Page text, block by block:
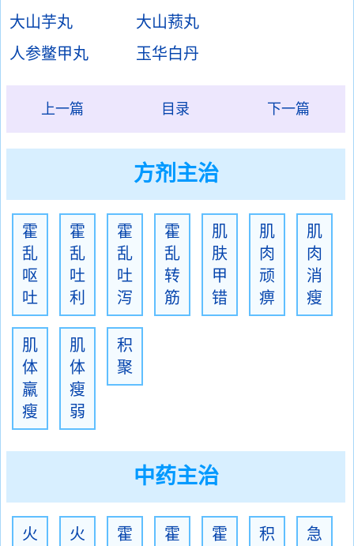
大山芋丸
大山蓣丸
人参鳖甲丸
玉华白丹
上一篇 目录 下一篇
方剂主治
霍
乱
呕
吐
霍
乱
吐
利
霍
乱
吐
泻
霍
乱
转
筋
肌
肤
甲
错
肌
肉
顽
痹
肌
肉
消
瘦
肌
体
羸
瘦
肌
体
瘦
弱
积
聚
中药主治
火
火
霍
霍
霍
积
急